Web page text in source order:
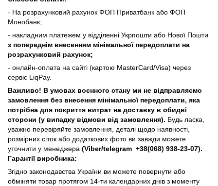
- На розрахунковий рахунок ФОП Приватбанк або ФОП
Монобанк;
- накладним платежем у відділенні Укрпошти або Нової Пошти
з попереднім внесенням мінімальної передоплати на
розрахунковий рахунок;
- онлайн-оплата на сайті (картою MasterCard/Visa) через
сервіс LiqPay.
Важливо! В умовах воєнного стану ми не відправляємо
замовлення без внесення мінімальної передоплати, яка
потрібна для покриття витрат на доставку в обидві
сторони (у випадку відмови від замовлення). Будь ласка,
уважно перевіряйте замовлення, деталі щодо наявності,
розмірних сіток або додаткових фото ви завжди можете
уточнити у менеджера (Viber/telegram +38(068) 938-23-07).
Гарантії виробника:
Згідно законодавства України ви можете повернути або
обміняти товар протягом 14-ти календарних днів з моменту